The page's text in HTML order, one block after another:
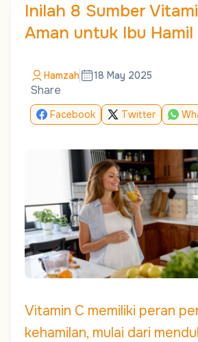
Inilah 8 Sumber
Aman untuk Ibu Hamil
Hamzah 18 May 2025
Share
Facebook Twitter
Vitamin C memiliki peran
kehamilan, mulai dari